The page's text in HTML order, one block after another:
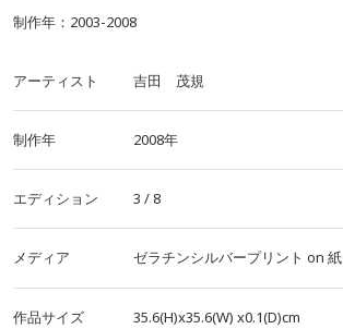
制作年：2003-2008
アーティスト 吉田 茂規
制作年 2008年
エディション 3 / 8
メディア ゼラチンシルバープリント on 紙
作品サイズ 35.6(H)x35.6(W) x0.1(D)cm